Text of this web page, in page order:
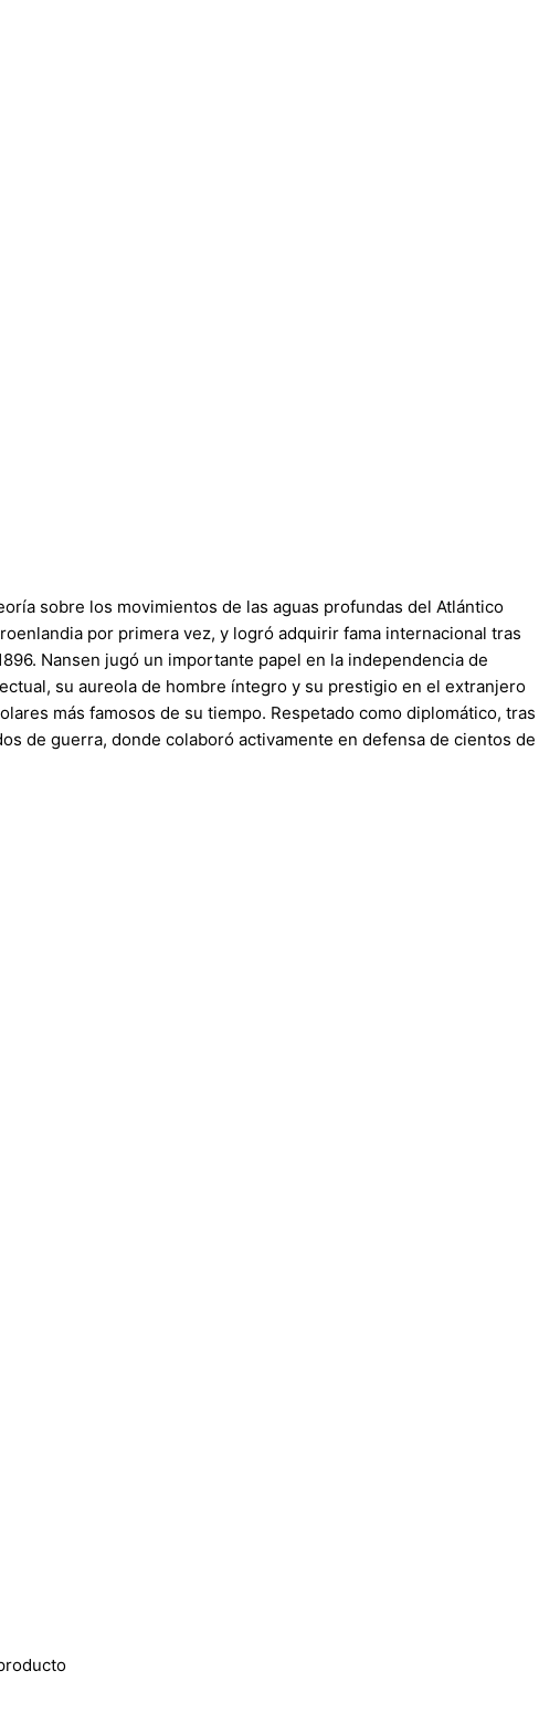
sobre los movimientos de las aguas profundas del Atlántico
por primera vez, y logró adquirir fama internacional tras
Nansen jugó un importante papel en la independencia de
su aureola de hombre íntegro y su prestigio en el extranjero
más famosos de su tiempo. Respetado como diplomático, tras
de guerra, donde colaboró activamente en defensa de cientos de